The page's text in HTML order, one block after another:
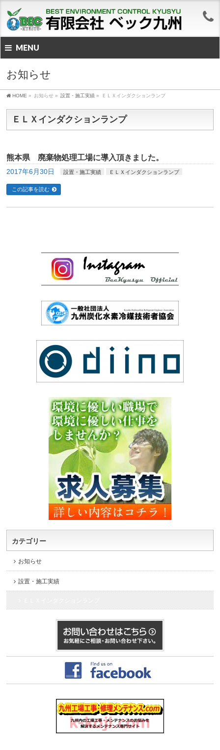
MENU
お知らせ
HOME » お知らせ » 設置・施工実績 » ＥＬＸインダクションランプ
ＥＬＸインダクションランプ
熊本県 廃棄物処理工場に導入頂きました。
2017年6月30日 設置・施工実績 ＥＬＸインダクションランプ
この記事を読む
カテゴリー
お知らせ
設置・施工実績